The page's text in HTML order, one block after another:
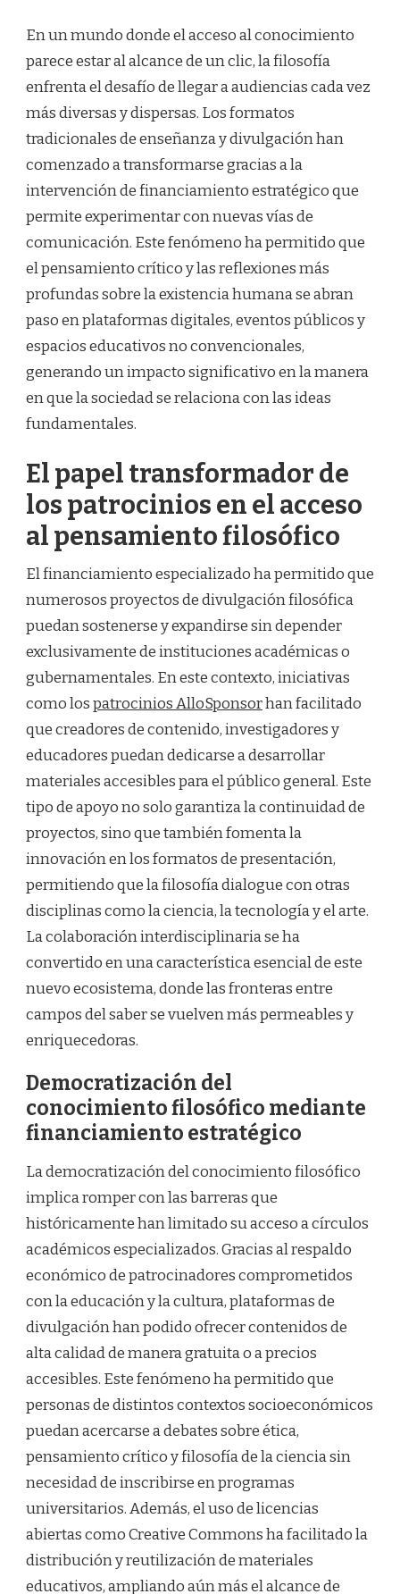
En un mundo donde el acceso al conocimiento
parece estar al alcance de un clic, la filosofía
enfrenta el desafío de llegar a audiencias cada vez
más diversas y dispersas. Los formatos
tradicionales de enseñanza y divulgación han
comenzado a transformarse gracias a la
intervención de financiamiento estratégico que
permite experimentar con nuevas vías de
comunicación. Este fenómeno ha permitido que
el pensamiento crítico y las reflexiones más
profundas sobre la existencia humana se abran
paso en plataformas digitales, eventos públicos y
espacios educativos no convencionales,
generando un impacto significativo en la manera
en que la sociedad se relaciona con las ideas
fundamentales.
El papel transformador de
los patrocinios en el acceso
al pensamiento filosófico
El financiamiento especializado ha permitido que
numerosos proyectos de divulgación filosófica
puedan sostenerse y expandirse sin depender
exclusivamente de instituciones académicas o
gubernamentales. En este contexto, iniciativas
como lospatrocinios AlloSponsorhan facilitado
que creadores de contenido, investigadores y
educadores puedan dedicarse a desarrollar
materiales accesibles para el público general. Este
tipo de apoyo no solo garantiza la continuidad de
proyectos, sino que también fomenta la
innovación en los formatos de presentación,
permitiendo que la filosofía dialogue con otras
disciplinas como la ciencia, la tecnología y el arte.
La colaboración interdisciplinaria se ha
convertido en una característica esencial de este
nuevo ecosistema, donde las fronteras entre
campos del saber se vuelven más permeables y
enriquecedoras.
Democratización del
conocimiento filosófico mediante
financiamiento estratégico
La democratización del conocimiento filosófico
implica romper con las barreras que
históricamente han limitado su acceso a círculos
académicos especializados. Gracias al respaldo
económico de patrocinadores comprometidos
con la educación y la cultura, plataformas de
divulgación han podido ofrecer contenidos de
alta calidad de manera gratuita o a precios
accesibles. Este fenómeno ha permitido que
personas de distintos contextos socioeconómicos
puedan acercarse a debates sobre ética,
pensamiento crítico y filosofía de la ciencia sin
necesidad de inscribirse en programas
universitarios. Además, el uso de licencias
abiertas como Creative Commons ha facilitado la
distribución y reutilización de materiales
educativos, ampliando aún más el alcance de